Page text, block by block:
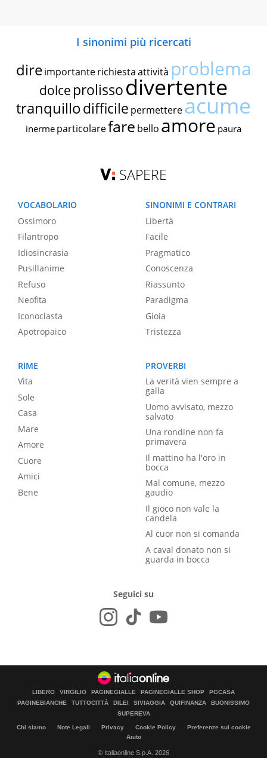
I sinonimi più ricercati
dire importante richiestaattività problema
dolce prolissodivertente
tranquillodifficile permettereacume
inerme particolarefare bello amore paura
SAPERE
VOCABOLARIO
Ossimoro
Filantropo
Idiosincrasia
Pusillanime
Refuso
Neofita
Iconoclasta
Apotropaico
SINONIMI E CONTRARI
Libertà
Facile
Pragmatico
Conoscenza
Riassunto
Paradigma
Gioia
Tristezza
RIME
Vita
Sole
Casa
Mare
Amore
Cuore
Amici
Bene
PROVERBI
La verità vien sempre a
galla
Uomo avvisato, mezzo
salvato
Una rondine non fa
primavera
Il mattino ha l'oro in
bocca
Mal comune, mezzo
gaudio
Il gioco non vale la
candela
Al cuor non si comanda
A caval donato non si
guarda in bocca
Seguici su
LIBERO VIRGILIO PAGINEGIALLE PAGINEGIALLE SHOP
PGCASA
PAGINEBIANCHE
TUTTOCITTÀ DILEI SIVIAGGIA QUIFINANZA
BUONISSIMO
SUPEREVA
Chi siamo Note Legali Privacy Cookie Policy
Preferenze sui cookie
Aiuto
© Italiaonline S.p.A. 2026